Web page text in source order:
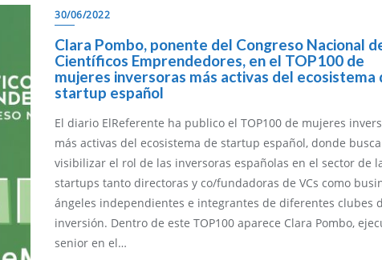
30/06/2022
Clara Pombo, ponente del Congreso Nacional
Científicos Emprendedores, en el TOP100 de
mujeres inversoras más activas del ecosistema
startup español
El diario ElReferente ha publico el TOP100 de mujeres
más activas del ecosistema de startup español, donde busca
visibilizar el rol de las inversoras españolas en el sector de
startups tanto directoras y co/fundadoras de VCs como
ángeles independientes e integrantes de diferentes clubes
inversión. Dentro de este TOP100 aparece Clara Pombo,
senior en el…